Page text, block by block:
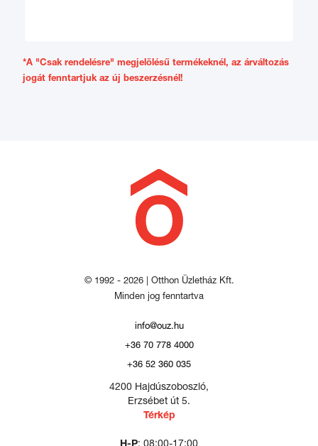
*A "Csak rendelésre" megjelölésű termékeknél, az árváltozás
jogát fenntartjuk az új beszerzésnél!
© 1992 - 2026 | Otthon Üzletház Kft.
Minden jog fenntartva
info@ouz.hu
+36 70 778 4000
+36 52 360 035
4200 Hajdúszoboszló,
Erzsébet út 5.
Térkép